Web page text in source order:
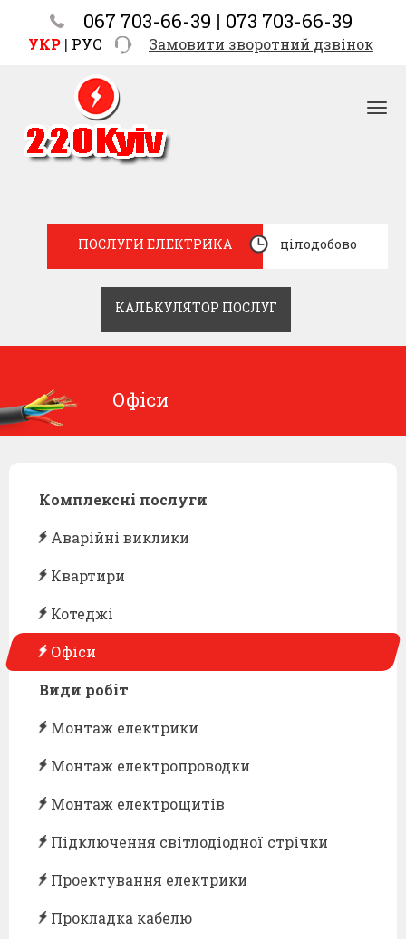
067 703-66-39 | 073 703-66-39
УКР | РУС Замовити зворотний дзвінок
ПОСЛУГИ ЕЛЕКТРИКА цілодобово
КАЛЬКУЛЯТОР ПОСЛУГ
Офіси
Комплексні послуги
Аварійні виклики
Квартири
Котеджі
Офіси
Види робіт
Монтаж електрики
Монтаж електропроводки
Монтаж електрощитів
Підключення світлодіодної стрічки
Проектування електрики
Прокладка кабелю